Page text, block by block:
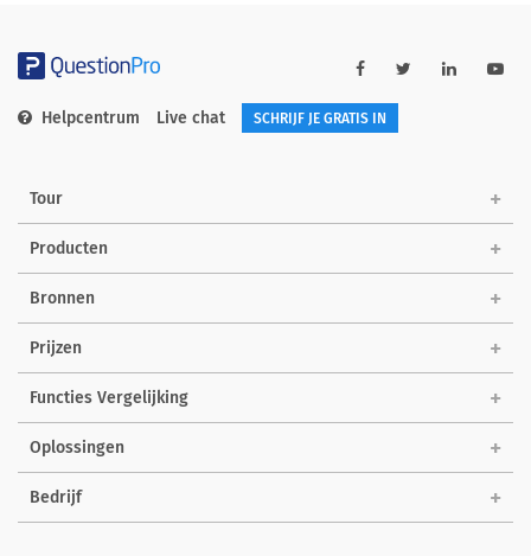
Helpcentrum Live chat SCHRIJF JE GRATIS IN
Tour
Producten
Bronnen
Prijzen
Functies Vergelijking
Oplossingen
Bedrijf